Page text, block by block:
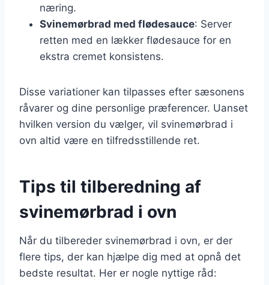
næring.
Svinemørbrad med flødesauce: Server
retten med en lækker flødesauce for en
ekstra cremet konsistens.
Disse variationer kan tilpasses efter sæsonens
råvarer og dine personlige præferencer. Uanset
hvilken version du vælger, vil svinemørbrad i
ovn altid være en tilfredsstillende ret.
Tips til tilberedning af
svinemørbrad i ovn
Når du tilbereder svinemørbrad i ovn, er der
flere tips, der kan hjælpe dig med at opnå det
bedste resultat. Her er nogle nyttige råd: